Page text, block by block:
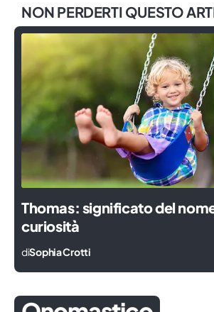
NON PERDERTI QUESTO
Thomas: significato del
curiosità
diSophia Crotti